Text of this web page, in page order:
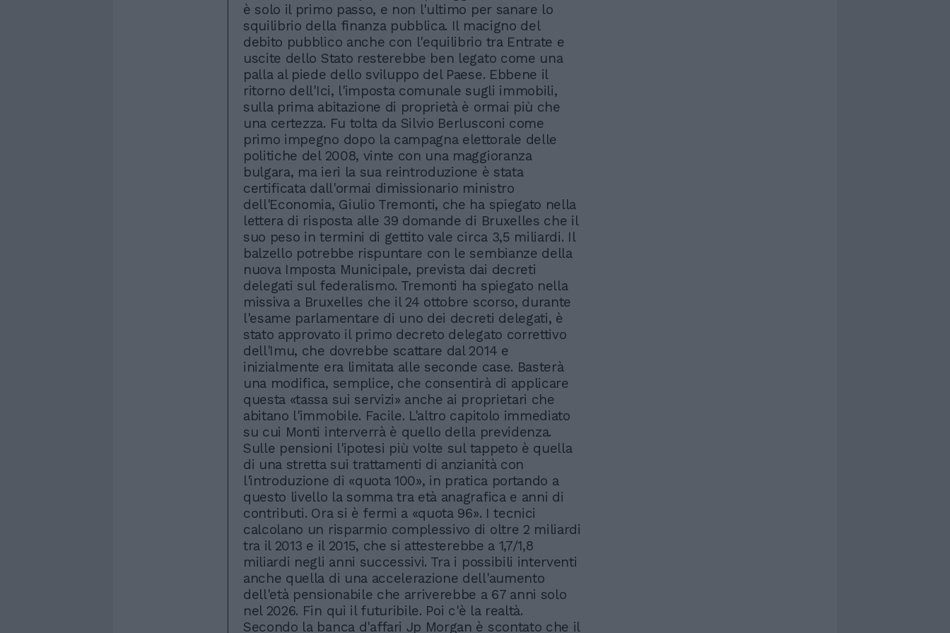
è solo il primo passo, e non l'ultimo per sanare lo
squilibrio della finanza pubblica. Il macigno del
debito pubblico anche con l'equilibrio tra Entrate e
uscite dello Stato resterebbe ben legato come una
palla al piede dello sviluppo del Paese. Ebbene il
ritorno dell'Ici, l'imposta comunale sugli immobili,
sulla prima abitazione di proprietà è ormai più che
una certezza. Fu tolta da Silvio Berlusconi come
primo impegno dopo la campagna elettorale delle
politiche del 2008, vinte con una maggioranza
bulgara, ma ieri la sua reintroduzione è stata
certificata dall'ormai dimissionario ministro
dell'Economia, Giulio Tremonti, che ha spiegato nella
lettera di risposta alle 39 domande di Bruxelles che il
suo peso in termini di gettito vale circa 3,5 miliardi. Il
balzello potrebbe rispuntare con le sembianze della
nuova Imposta Municipale, prevista dai decreti
delegati sul federalismo. Tremonti ha spiegato nella
missiva a Bruxelles che il 24 ottobre scorso, durante
l'esame parlamentare di uno dei decreti delegati, è
stato approvato il primo decreto delegato correttivo
dell'Imu, che dovrebbe scattare dal 2014 e
inizialmente era limitata alle seconde case. Basterà
una modifica, semplice, che consentirà di applicare
questa «tassa sui servizi» anche ai proprietari che
abitano l'immobile. Facile. L'altro capitolo immediato
su cui Monti interverrà è quello della previdenza.
Sulle pensioni l'ipotesi più volte sul tappeto è quella
di una stretta sui trattamenti di anzianità con
l'introduzione di «quota 100», in pratica portando a
questo livello la somma tra età anagrafica e anni di
contributi. Ora si è fermi a «quota 96». I tecnici
calcolano un risparmio complessivo di oltre 2 miliardi
tra il 2013 e il 2015, che si attesterebbe a 1,7/1,8
miliardi negli anni successivi. Tra i possibili interventi
anche quella di una accelerazione dell'aumento
dell'età pensionabile che arriverebbe a 67 anni solo
nel 2026. Fin qui il futuribile. Poi c'è la realtà.
Secondo la banca d'affari Jp Morgan è scontato che il